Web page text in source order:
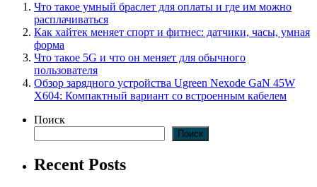
Что такое умный браслет для оплаты и где им можно
расплачиваться
Как хайтек меняет спорт и фитнес: датчики, часы, умная
форма
Что такое 5G и что он меняет для обычного
пользователя
Обзор зарядного устройства Ugreen Nexode GaN 45W
X604: Компактный вариант со встроенным кабелем
Поиск
Поиск
Recent Posts